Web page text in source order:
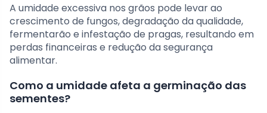
A umidade excessiva nos grãos pode levar ao
crescimento de fungos, degradação da qualidade,
fermentarão e infestação de pragas, resultando em
perdas financeiras e redução da segurança
alimentar.
Como a umidade afeta a germinação das
sementes?